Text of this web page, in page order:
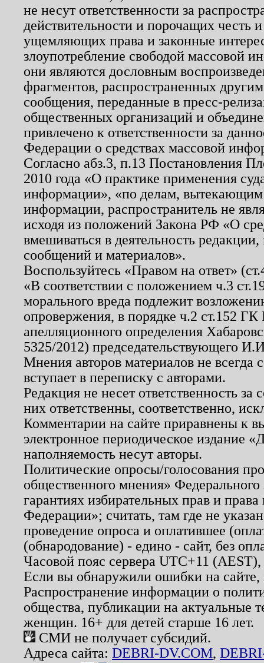
не несут ответственности за
действительности и порочащих честь
ущемляющих права и законные
злоупотребление свободой массовой
они являются дословным
фрагментов, распространенных
сообщения, переданные в пресс-
общественных организаций и
привлечено к ответственности за
Федерации о средствах массовой
Согласно абз.3, п.13 Постановления
2010 года «О практике применения
информации», «по делам, вытекающим
информации, распространитель не
исходя из положений Закона РФ «О
вмешиваться в деятельность
сообщений и материалов».
Воспользуйтесь «Правом на ответ»
«В соответствии с положением ч.3
морального вреда подлежит
опровержения, в порядке ч.2 ст.152
апелляционного определения
5325/2012) председательствующего
Мнения авторов материалов не
вступает в переписку с авторами.
Редакция не несет ответственность
них ответственны, соответственно,
Комментарии на сайте приравнены к
электронное периодическое издание
наполняемость несут авторы.
Политические опросы/голосования
общественного мнения»
гарантиях избирательных прав и
Федерации»; считать, там где не
проведение опроса и оплатившее
(обнародование) - едино - сайт, без
Часовой пояс сервера UTC+11
Если вы обнаружили ошибки на
Распространение информации о
общества, публикации на актуальные
женщин. 16+ для детей старше 16 лет.
СМИ не получает субсидий.
Адреса сайта: DEBRI-DV.COM,